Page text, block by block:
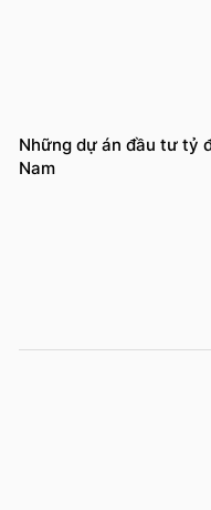
Những dự án đầu tư tỷ
Nam